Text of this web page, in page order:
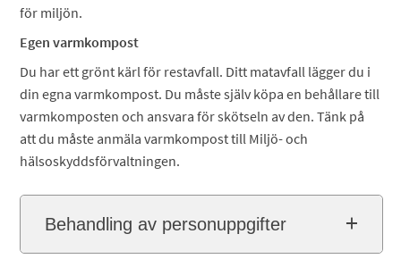
för miljön.
Egen varmkompost
Du har ett grönt kärl för restavfall. Ditt matavfall lägger du i
din egna varmkompost. Du måste själv köpa en behållare till
varmkomposten och ansvara för skötseln av den. Tänk på
att du måste anmäla varmkompost till Miljö- och
hälsoskyddsförvaltningen.
Behandling av personuppgifter